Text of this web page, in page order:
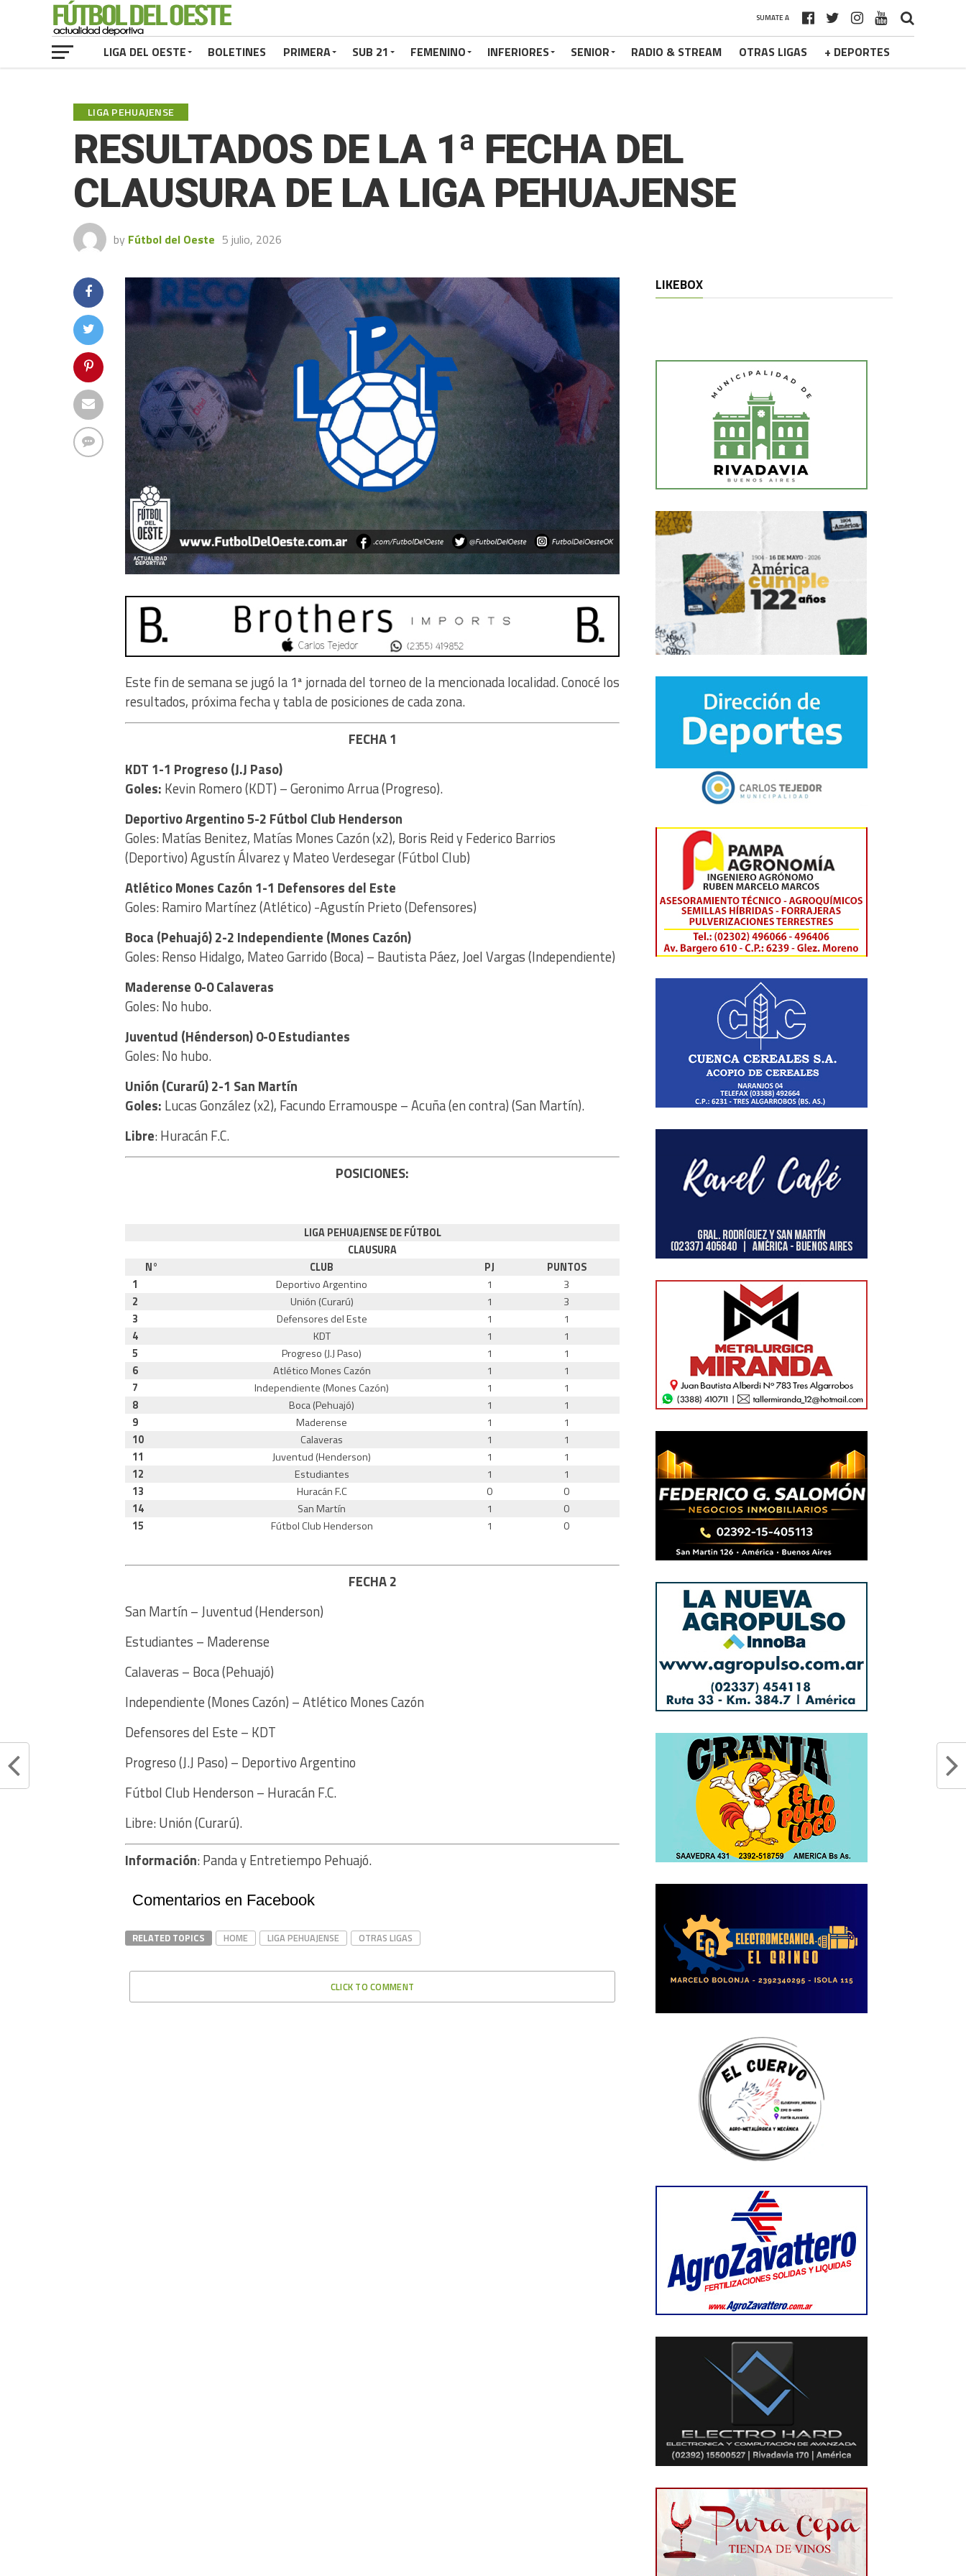
SUMATE A
LIGA DEL OESTE BOLETINES PRIMERA SUB 21 FEMENINO INFERIORES SENIOR RADIO & STREAM OTRAS LIGAS + DEPORTES
LIGA PEHUAJENSE
RESULTADOS DE LA 1ª FECHA DEL
CLAUSURA DE LA LIGA PEHUAJENSE
by Fútbol del Oeste 5 julio, 2026
Este fin de semana se jugó la 1ª jornada del torneo de la mencionada localidad. Conocé los
resultados, próxima fecha y tabla de posiciones de cada zona.
FECHA 1
KDT 1-1 Progreso (J.J Paso)
Goles: Kevin Romero (KDT) – Geronimo Arrua (Progreso).
Deportivo Argentino 5-2 Fútbol Club Henderson
Goles: Matías Benitez, Matías Mones Cazón (x2), Boris Reid y Federico Barrios
(Deportivo) Agustín Álvarez y Mateo Verdesegar (Fútbol Club)
Atlético Mones Cazón 1-1 Defensores del Este
Goles: Ramiro Martínez (Atlético) -Agustín Prieto (Defensores)
Boca (Pehuajó) 2-2 Independiente (Mones Cazón)
Goles: Renso Hidalgo, Mateo Garrido (Boca) – Bautista Páez, Joel Vargas (Independiente)
Maderense 0-0 Calaveras
Goles: No hubo.
Juventud (Hénderson) 0-0 Estudiantes
Goles: No hubo.
Unión (Curarú) 2-1 San Martín
Goles: Lucas González (x2), Facundo Erramouspe – Acuña (en contra) (San Martín).
Libre: Huracán F.C.
POSICIONES:
LIGA PEHUAJENSE DE FÚTBOL
CLAUSURA
N°
CLUB PJ
PUNTOS
1
Deportivo Argentino 1
3
2
Unión (Curarú) 1
3
3
Defensores del Este 1
1
4
KDT 1
1
5
Progreso (J.J Paso) 1
1
6
Atlético Mones Cazón 1
1
7
Independiente (Mones Cazón) 1
1
8
Boca (Pehuajó) 1
1
9
Maderense 1
1
10
Calaveras 1
1
11
Juventud (Henderson) 1
1
12
Estudiantes 1
1
13
Huracán F.C 0
0
14
San Martín 1
0
15
Fútbol Club Henderson 1 0
FECHA 2
San Martín – Juventud (Henderson)
Estudiantes – Maderense
Calaveras – Boca (Pehuajó)
Independiente (Mones Cazón) – Atlético Mones Cazón
Defensores del Este – KDT
Progreso (J.J Paso) – Deportivo Argentino
Fútbol Club Henderson – Huracán F.C.
Libre: Unión (Curarú).
Información: Panda y Entretiempo Pehuajó.
Comentarios en Facebook
RELATED TOPICS HOME LIGA PEHUAJENSE OTRAS LIGAS
CLICK TO COMMENT
LIKEBOX